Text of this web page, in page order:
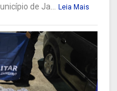
de Ja...
Leia Mais